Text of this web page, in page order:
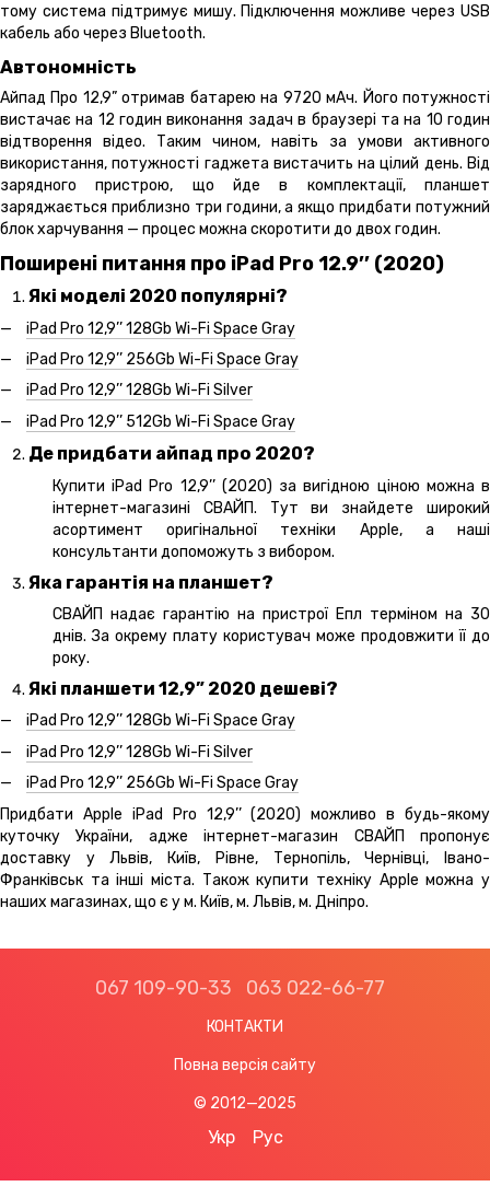
тому система підтримує мишу. Підключення можливе через USB
кабель або через Bluetooth.
Автономність
Айпад Про 12,9” отримав батарею на 9720 мАч. Його потужності
вистачає на 12 годин виконання задач в браузері та на 10 годин
відтворення відео. Таким чином, навіть за умови активного
використання, потужності гаджета вистачить на цілий день. Від
зарядного пристрою, що йде в комплектації, планшет
заряджається приблизно три години, а якщо придбати потужний
блок харчування — процес можна скоротити до двох годин.
Поширені питання про iPad Pro 12.9’’ (2020)
Які моделі 2020 популярні?
iPad Pro 12,9’’ 128Gb Wi-Fi Space Gray
iPad Pro 12,9’’ 256Gb Wi-Fi Space Gray
iPad Pro 12,9’’ 128Gb Wi-Fi Silver
iPad Pro 12,9’’ 512Gb Wi-Fi Space Gray
Де придбати айпад про 2020?
Купити iPad Pro 12,9’’ (2020) за вигідною ціною можна в
інтернет-магазині СВАЙП. Тут ви знайдете широкий
асортимент оригінальної техніки Apple, а наші
консультанти допоможуть з вибором.
Яка гарантія на планшет?
СВАЙП надає гарантію на пристрої Епл терміном на 30
днів. За окрему плату користувач може продовжити її до
року.
Які планшети 12,9” 2020 дешеві?
iPad Pro 12,9’’ 128Gb Wi-Fi Space Gray
iPad Pro 12,9’’ 128Gb Wi-Fi Silver
iPad Pro 12,9’’ 256Gb Wi-Fi Space Gray
Придбати Apple iPad Pro 12,9’’ (2020) можливо в будь-якому
куточку України, адже інтернет-магазин СВАЙП пропонує
доставку у Львів, Київ, Рівне, Тернопіль, Чернівці, Івано-
Франківськ та інші міста. Також купити техніку Apple можна у
наших магазинах, що є у м. Київ, м. Львів, м. Дніпро.
067 109-90-33 063 022-66-77
КОНТАКТИ
Повна версія сайту
© 2012—2025
Укр Рус